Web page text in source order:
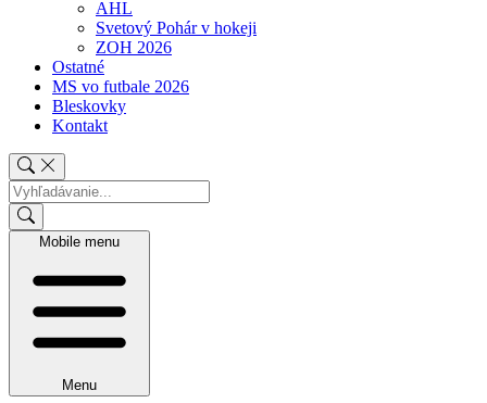
AHL
Svetový Pohár v hokeji
ZOH 2026
Ostatné
MS vo futbale 2026
Bleskovky
Kontakt
Mobile menu
Menu